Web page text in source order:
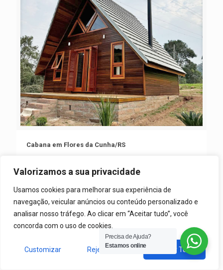
Valorizamos a sua privacidade
Usamos cookies para melhorar sua experiência de
navegação, veicular anúncios ou conteúdo personalizado e
analisar nosso tráfego. Ao clicar em “Aceitar tudo”, você
concorda com o uso de cookies.
Customizar Rejeitar Tudo Aceitar Tudo
Cabana em Flores da Cunha/RS
Cabana em Flores da Cunha/RS
Precisa de Ajuda?
Estamos online